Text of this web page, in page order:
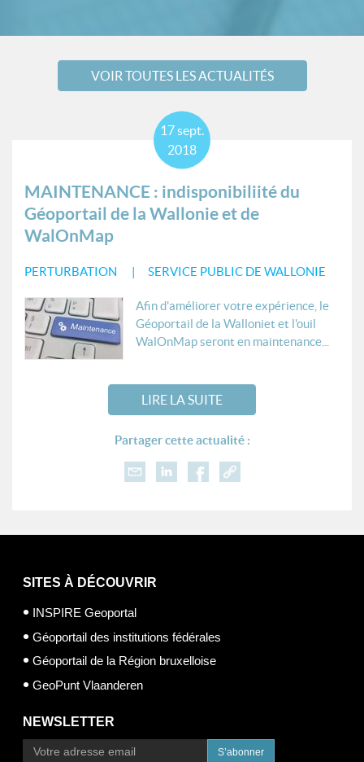
VOIR TOUTES LES ACTUALITÉS
MAINTENANCE : indisponibiliité du
Géoportail de la Wallonie et de
WalOnMap
PERTURBATION SERVICE PUBLIC DE WALLONIE
17sept.
2018
Afin d'améliorer votre expérience, le
Géoportail de la Walloniet et l'ouil
WalOnMap seront en maintenance...
LIRE LA SUITE
Partager cette actualité :
SITES À DÉCOUVRIR
INSPIRE Geoportal
Géoportail des institutions fédérales
Géoportail de la Région bruxelloise
GeoPunt Vlaanderen
NEWSLETTER
S’abonner